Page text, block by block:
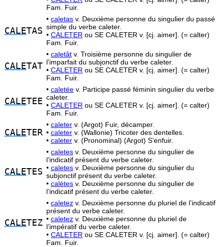
Fam. Fuir.
CALETAS
• caletas v. Deuxième personne du singulier du passé
simple du verbe caleter.
• CALETER ou SE CALETER v. [cj. aimer]. (= calter)
Fam. Fuir.
CALETAT
• caletât v. Troisième personne du singulier de
l’imparfait du subjonctif du verbe caleter.
• CALETER ou SE CALETER v. [cj. aimer]. (= calter)
Fam. Fuir.
CALETEE
• caletée v. Participe passé féminin singulier du verbe
caleter.
• CALETER ou SE CALETER v. [cj. aimer]. (= calter)
Fam. Fuir.
CALETER
• caleter v. (Argot) Fuir, décamper.
• caleter v. (Wallonie) Tricoter des dentelles.
• caleter v. (Pronominal) (Argot) S’enfuir.
CALETES
• caletes v. Deuxième personne du singulier de
l’indicatif présent du verbe caleter.
• caletes v. Deuxième personne du singulier du
subjonctif présent du verbe caleter.
• calètes v. Deuxième personne du singulier de
l’indicatif présent du verbe caleter.
CALETEZ
• caletez v. Deuxième personne du pluriel de l’indicatif
présent du verbe caleter.
• caletez v. Deuxième personne du pluriel de
l’impératif du verbe caleter.
• CALETER ou SE CALETER v. [cj. aimer]. (= calter)
Fam. Fuir.